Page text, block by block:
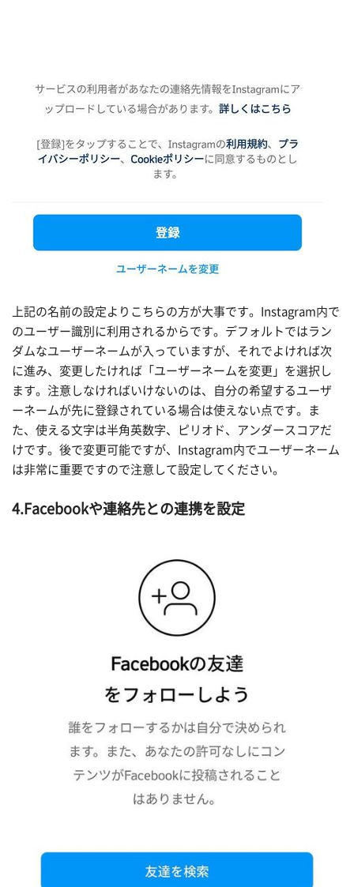
上記の名前の設定よりこちらの方が大事です。Instagram内で
のユーザー識別に利用されるからです。デフォルトではラン
ダムなユーザーネームが入っていますが、それでよければ次
に進み、変更したければ「ユーザーネームを変更」を選択し
ます。注意しなければいけないのは、自分の希望するユーザ
ーネームが先に登録されている場合は使えない点です。ま
た、使える文字は半角英数字、ピリオド、アンダースコアだ
けです。後で変更可能ですが、Instagram内でユーザーネーム
は非常に重要ですので注意して設定してください。
4.Facebookや連絡先との連携を設定